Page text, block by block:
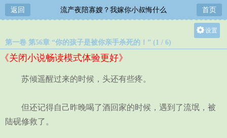
返回 流产夜陪寡嫂？我嫁你小叔悔什么 首页
设置
第一卷 第56章 “你的孩子是被你亲手杀死的！” (1 / 6)
《关闭小说畅读模式体验更好》
苏倾遥醒过来的时候，头还有些疼。
但还记得自己昨晚喝了酒回家的时候，遇到了流氓，被
陆砚修救了。